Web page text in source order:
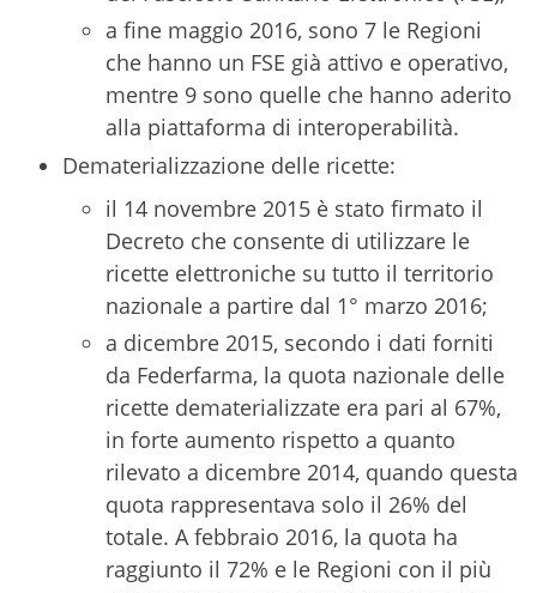
a fine maggio 2016, sono 7 le Regioni
che hanno un FSE già attivo e operativo,
mentre 9 sono quelle che hanno aderito
alla piattaforma di interoperabilità.
Dematerializzazione delle ricette:
il 14 novembre 2015 è stato firmato il
Decreto che consente di utilizzare le
ricette elettroniche su tutto il territorio
nazionale a partire dal 1° marzo 2016;
a dicembre 2015, secondo i dati forniti
da Federfarma, la quota nazionale delle
ricette dematerializzate era pari al 67%,
in forte aumento rispetto a quanto
rilevato a dicembre 2014, quando questa
quota rappresentava solo il 26% del
totale. A febbraio 2016, la quota ha
raggiunto il 72% e le Regioni con il più